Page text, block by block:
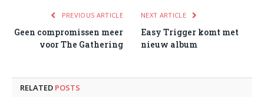
PREVIOUS ARTICLE
Geen compromissen meer
voor The Gathering
NEXT ARTICLE
Easy Trigger komt met
nieuw album
RELATED POSTS